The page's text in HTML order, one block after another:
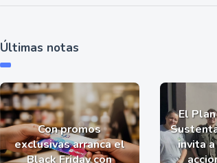
Últimas notas
Con promos
exclusivas arranca el
Black Friday con
El
invita